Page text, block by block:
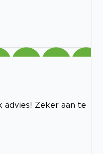
advies! Zeker aan te